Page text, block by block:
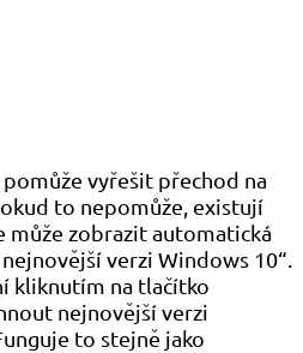
vyřešit přechod na
to nepomůže, existují
může zobrazit automatická
verzi Windows 10“.
kliknutím na tlačítko
nejnovější verzi
to stejně jako